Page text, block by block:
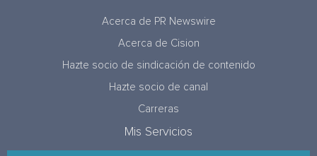
Acerca de PR Newswire
Acerca de Cision
Hazte socio de sindicación de contenido
Hazte socio de canal
Carreras
Mis Servicios